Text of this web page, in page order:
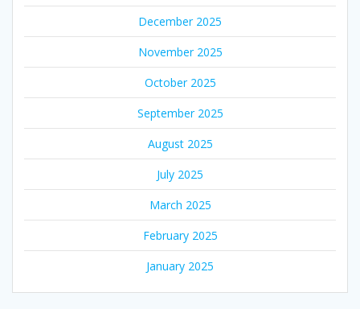
December 2025
November 2025
October 2025
September 2025
August 2025
July 2025
March 2025
February 2025
January 2025